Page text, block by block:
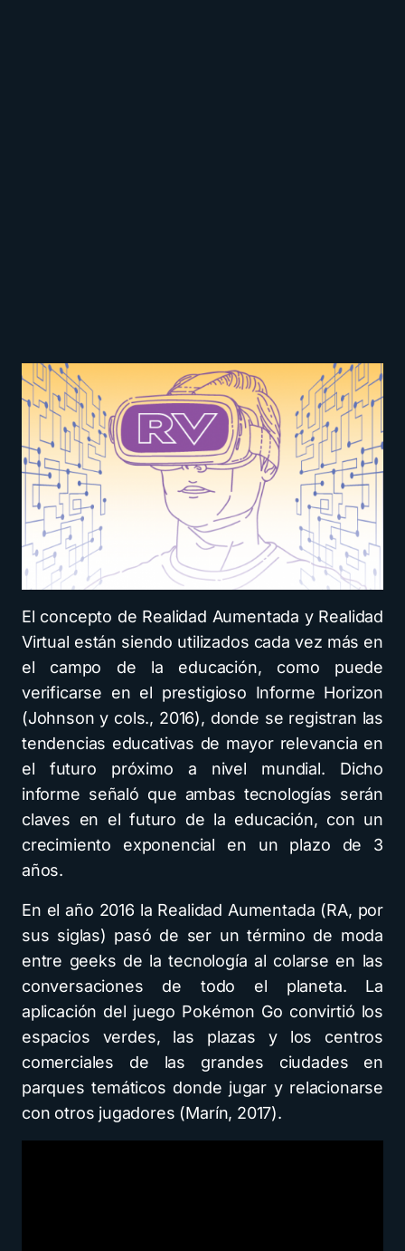
El concepto de Realidad Aumentada y Realidad
Virtual están siendo utilizados cada vez más en
el campo de la educación, como puede
verificarse en el prestigioso Informe Horizon
(Johnson y cols., 2016), donde se registran las
tendencias educativas de mayor relevancia en
el futuro próximo a nivel mundial. Dicho
informe señaló que ambas tecnologías serán
claves en el futuro de la educación, con un
crecimiento exponencial en un plazo de 3
años.
En el año 2016 la Realidad Aumentada (RA, por
sus siglas) pasó de ser un término de moda
entre geeks de la tecnología al colarse en las
conversaciones de todo el planeta. La
aplicación del juego Pokémon Go convirtió los
espacios verdes, las plazas y los centros
comerciales de las grandes ciudades en
parques temáticos donde jugar y relacionarse
con otros jugadores (Marín, 2017).